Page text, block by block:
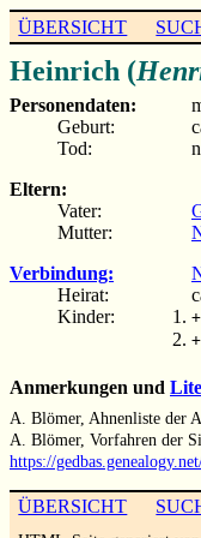
ÜBERSICHT
Heinrich (
Personendaten:
Geburt:
Tod:
Eltern:
Vater:
Mutter:
Verbindung:
Heirat:
Kinder:
+
+
Anmerkungen und
A. Blömer, Ahnenliste der
A. Blömer, Vorfahren der
https://
ÜBERSICHT